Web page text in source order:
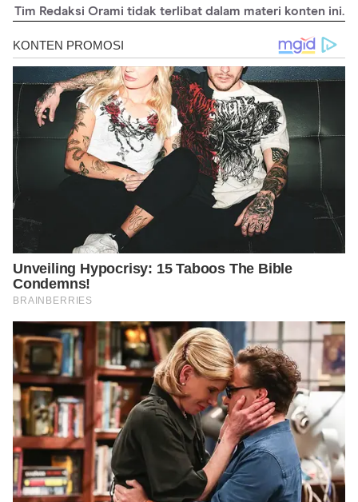
Tim Redaksi Orami tidak terlibat dalam materi konten ini.